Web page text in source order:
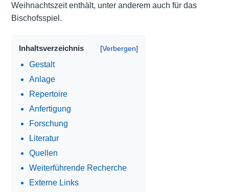
Weihnachtszeit enthält, unter anderem auch für das
Bischofsspiel.
Inhaltsverzeichnis
Gestalt
Anlage
Repertoire
Anfertigung
Forschung
Literatur
Quellen
Weiterführende Recherche
Externe Links